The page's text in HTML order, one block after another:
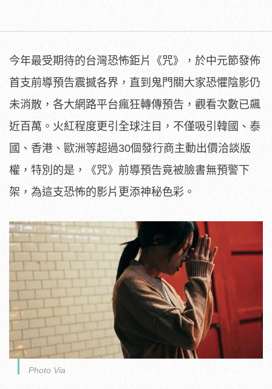
今年最受期待的台灣恐怖鉅片《咒》，於中元節發佈
首支前導預告震撼各界，直到鬼門關大家恐懼陰影仍
未消散，各大網路平台瘋狂轉傳預告，觀看次數已飆
近百萬。火紅程度更引全球注目，不僅吸引韓國、泰
國、香港、歐洲等超過30個發行商主動出價洽談版
權，特別的是，《咒》前導預告竟被臉書無預警下
架，為這支恐怖的影片更添神秘色彩。
Photo Via